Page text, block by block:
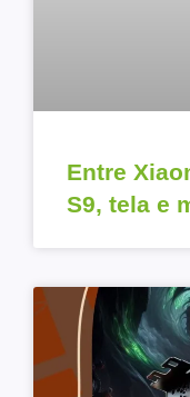
Entre
S9, tela e